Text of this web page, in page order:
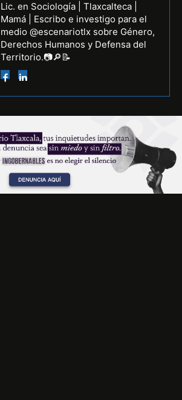
Lic. en Sociología | Tlaxcalteca |
Mamá | Escribo e investigo para el
medio @escenariotlx sobre Género,
Derechos Humanos y Defensa del
Territorio.📷🔎📝